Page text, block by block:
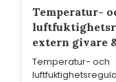
Temperatur-
extern givare
Temperatur- och